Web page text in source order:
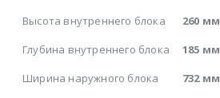
Высота внутреннего блока
260 мм
Глубина внутреннего блока
185 мм
Ширина наружного блока
732 мм